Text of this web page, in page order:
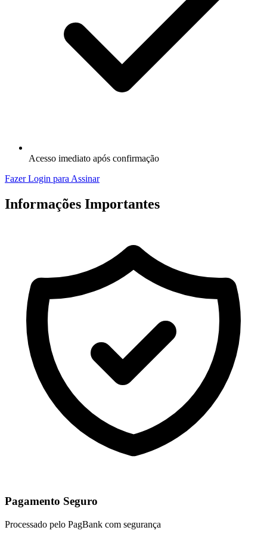
Acesso imediato após confirmação
Fazer Login para Assinar
Informações Importantes
Pagamento Seguro
Processado pelo PagBank com segurança